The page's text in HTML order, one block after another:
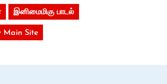
இனிமைமிகு பாடல்
Main Site